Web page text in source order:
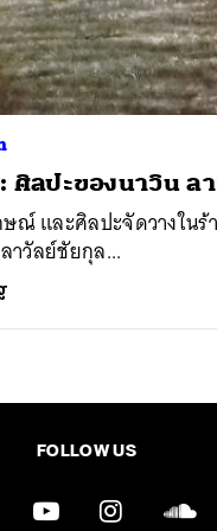
ลปะของนาวิน ล
และศิลปะจัดวางในร้
าวัลย์ชัยกุล...
FOLLOW US
TWEET LINE